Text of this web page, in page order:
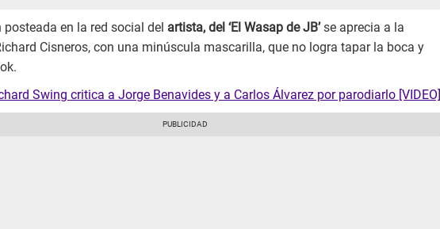
posteada en la red social del artista, del ‘El Wasap de JB’se aprecia a la
Cisneros, con una minúscula mascarilla, que no logra tapar la boca y
Swing critica a Jorge Benavides y a Carlos Álvarez por parodiarlo [VIDEO]